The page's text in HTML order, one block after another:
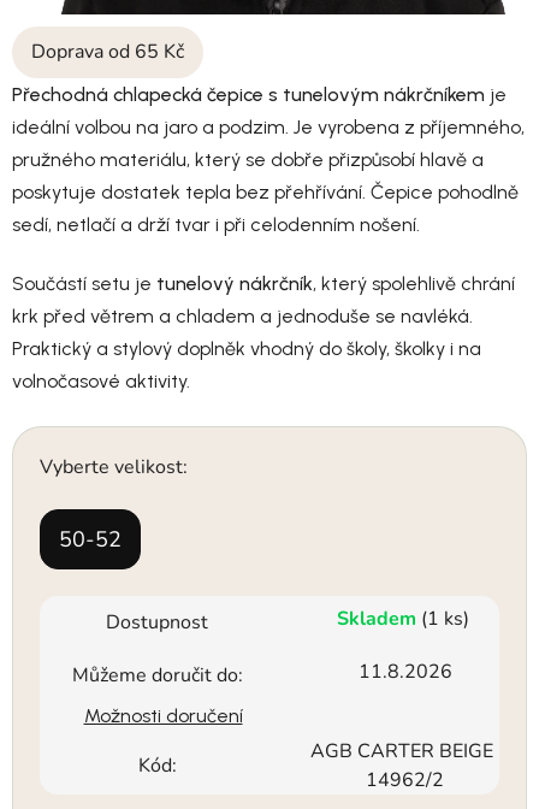
Doprava od 65 Kč
Přechodná chlapecká čepice s tunelovým nákrčníkem je
ideální volbou na jaro a podzim. Je vyrobena z příjemného,
pružného materiálu, který se dobře přizpůsobí hlavě a
poskytuje dostatek tepla bez přehřívání. Čepice pohodlně
sedí, netlačí a drží tvar i při celodenním nošení.
Součástí setu je tunelový nákrčník, který spolehlivě chrání
krk před větrem a chladem a jednoduše se navléká.
Praktický a stylový doplněk vhodný do školy, školky i na
volnočasové aktivity.
Vyberte velikost:
50-52
Dostupnost Skladem (1 ks)
Můžeme doručit do: 11.8.2026
Možnosti doručení
Kód:
AGB CARTER BEIGE
14962/2